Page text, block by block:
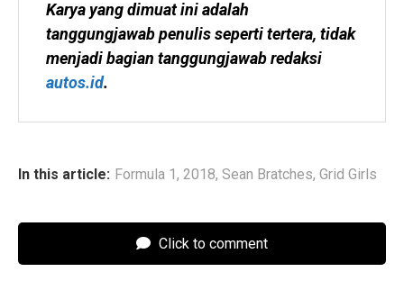
Karya yang dimuat ini adalah
tanggungjawab penulis seperti tertera, tidak
autos.id.
In this article: Formula 1, 2018, Sean Bratches, Grid Girls
Click to comment